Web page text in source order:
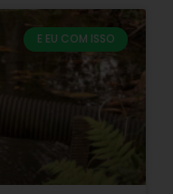
E EU COM ISSO